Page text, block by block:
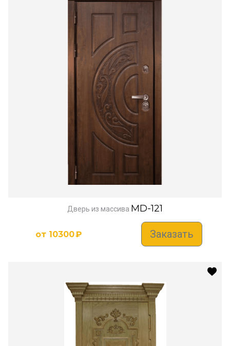
Дверь из массива MD-121
от 10300₽ Заказать